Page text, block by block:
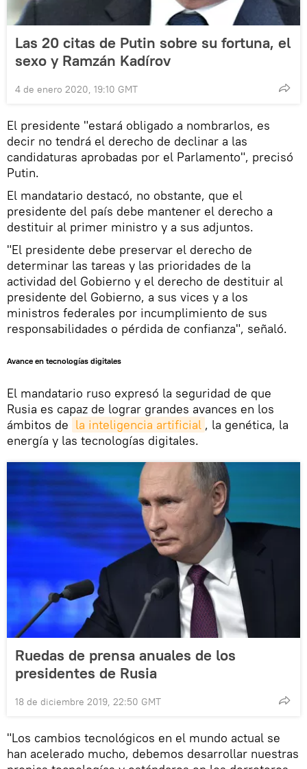
Las 20 citas de Putin sobre su fortuna, el
sexo y Ramzán Kadírov
4 de enero 2020, 19:10 GMT
El presidente "estará obligado a nombrarlos, es
decir no tendrá el derecho de declinar a las
candidaturas aprobadas por el Parlamento", precisó
Putin.
El mandatario destacó, no obstante, que el
presidente del país debe mantener el derecho a
destituir al primer ministro y a sus adjuntos.
"El presidente debe preservar el derecho de
determinar las tareas y las prioridades de la
actividad del Gobierno y el derecho de destituir al
presidente del Gobierno, a sus vices y a los
ministros federales por incumplimiento de sus
responsabilidades o pérdida de confianza", señaló.
Avance en tecnologías digitales
El mandatario ruso expresó la seguridad de que
Rusia es capaz de lograr grandes avances en los
ámbitos de la inteligencia artificial , la genética, la
energía y las tecnologías digitales.
Ruedas de prensa anuales de los
presidentes de Rusia
18 de diciembre 2019, 22:50 GMT
"Los cambios tecnológicos en el mundo actual se
han acelerado mucho, debemos desarrollar nuestras